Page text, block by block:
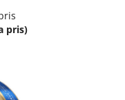
pris)